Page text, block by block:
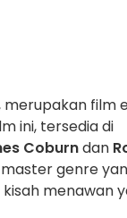
merupakan film
ini, tersedia di
Coburndan
master genre
menawan